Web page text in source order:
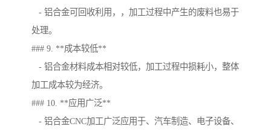
- 铝合金可回收利用，，加工过程中产生的废料也易于
处理。
### 9. **成本较低**
- 铝合金材料成本相对较低，加工过程中损耗小，整体
加工成本较为经济。
### 10. **应用广泛**
- 铝合金CNC加工广泛应用于、汽车制造、电子设备、